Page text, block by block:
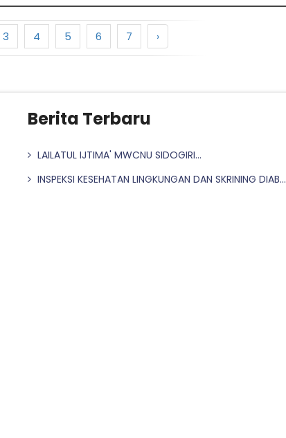
3 4 5 6 7 ›
Berita Terbaru
LAILATUL IJTIMA' MWCNU SIDOGIRI...
INSPEKSI KESEHATAN LINGKUNGAN DAN SKRINING DIAB...